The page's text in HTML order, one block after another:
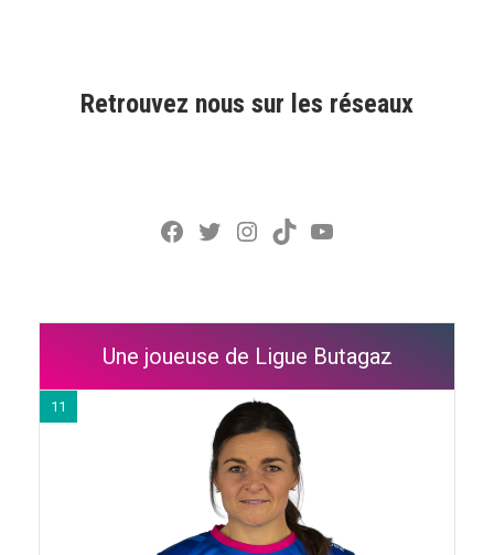
Retrouvez nous sur les réseaux
Facebook
Twitter
Instagram
TikTokYouTube
Une joueuse de Ligue Butagaz
11